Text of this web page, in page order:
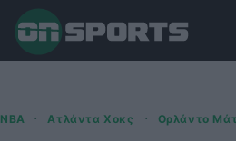
NBA · Ατλάντα Χοκς · Ορλάντο